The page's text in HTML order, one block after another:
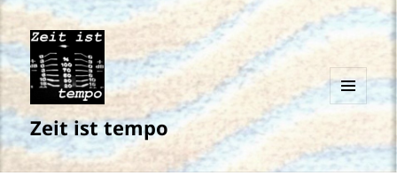
Zeit ist tempo
MENÜ
WIDGETS